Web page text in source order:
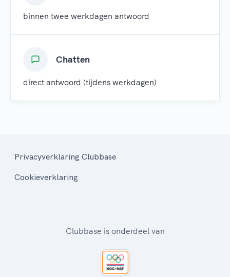
binnen twee werkdagen antwoord
Chatten
direct antwoord (tijdens werkdagen)
Privacyverklaring Clubbase
Cookieverklaring
Clubbase is onderdeel van